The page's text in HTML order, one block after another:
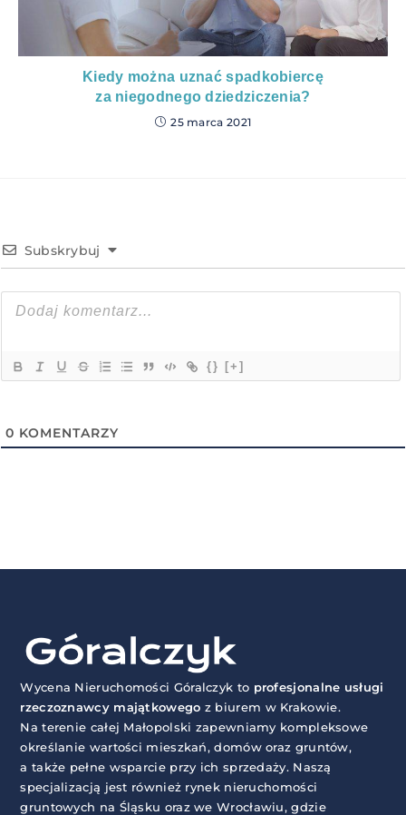
Kiedy można uznać spadkobiercę
za niegodnego dziedziczenia?
25 marca 2021
Subskrybuj
{} [+]
0 KOMENTARZY
Wycena Nieruchomości Góralczyk to profesjonalne usługi
rzeczoznawcy majątkowego z biurem w Krakowie.
Na terenie całej Małopolski zapewniamy kompleksowe
określanie wartości mieszkań, domów oraz gruntów,
a także pełne wsparcie przy ich sprzedaży. Naszą
specjalizacją jest również rynek nieruchomości
gruntowych na Śląsku oraz we Wrocławiu, gdzie